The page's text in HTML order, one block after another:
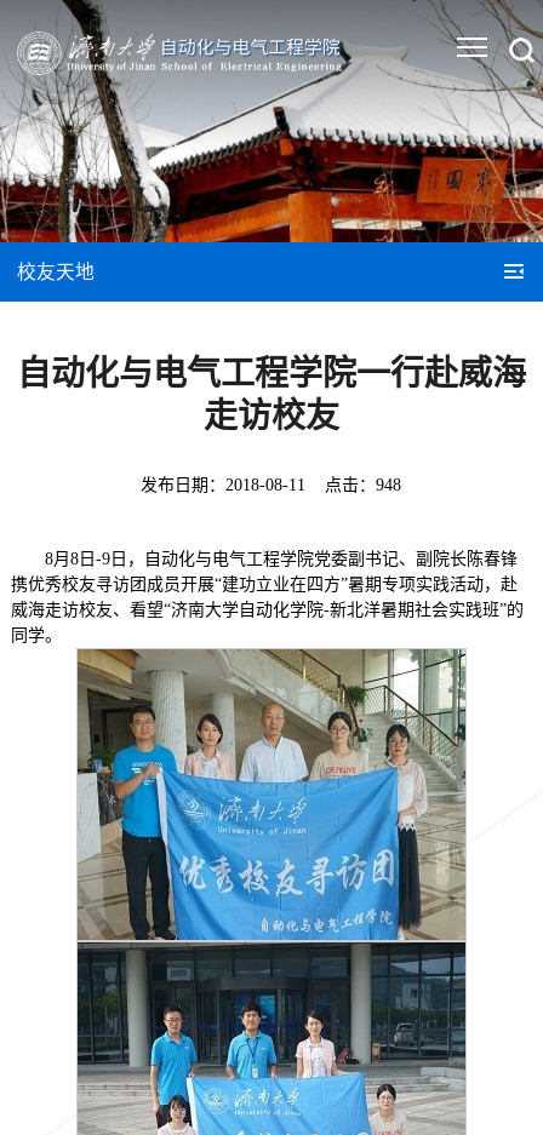
校友天地
自动化与电气工程学院一行赴威海
走访校友
发布日期：2018-08-11 点击：948
8月8日-9日，自动化与电气工程学院党委副书记、副院长陈春锋
携优秀校友寻访团成员开展“建功立业在四方”暑期专项实践活动，赴
威海走访校友、看望“济南大学自动化学院-新北洋暑期社会实践班”的
同学。